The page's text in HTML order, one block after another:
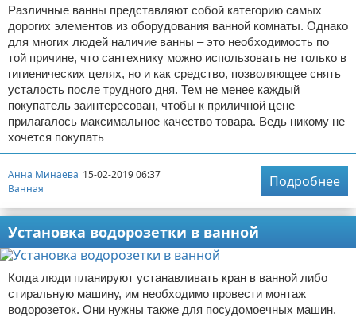
Различные ванны представляют собой категорию самых
дорогих элементов из оборудования ванной комнаты. Однако
для многих людей наличие ванны – это необходимость по
той причине, что сантехнику можно использовать не только в
гигиенических целях, но и как средство, позволяющее снять
усталость после трудного дня. Тем не менее каждый
покупатель заинтересован, чтобы к приличной цене
прилагалось максимальное качество товара. Ведь никому не
хочется покупать
Анна Минаева 15-02-2019 06:37
Ванная
Подробнее
Установка водорозетки в ванной
Когда люди планируют устанавливать кран в ванной либо
стиральную машину, им необходимо провести монтаж
водорозеток. Они нужны также для посудомоечных машин.